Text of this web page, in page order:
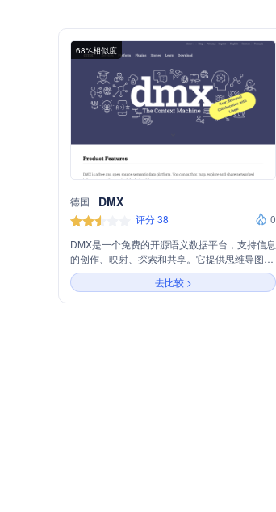
68%相似度
德国 DMX
评分 38
0
DMX是一个免费的开源语义数据平台，支持信息
的创作、映射、探索和共享。它提供思维导图、
图形类型构建、表单生成、语义存储等功能，并
支持分布式团队实时协作。DMX适用于知识工
程、应用开发、科学研究等多个领域，帮助用户
去比较 >